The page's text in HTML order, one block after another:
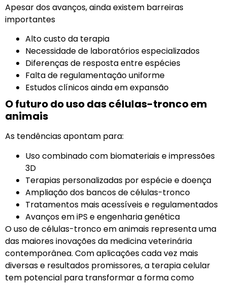
Apesar dos avanços, ainda existem barreiras
importantes
Alto custo da terapia
Necessidade de laboratórios especializados
Diferenças de resposta entre espécies
Falta de regulamentação uniforme
Estudos clínicos ainda em expansão
O futuro do uso das células-tronco em
animais
As tendências apontam para:
Uso combinado com biomateriais e impressões
3D
Terapias personalizadas por espécie e doença
Ampliação dos bancos de células-tronco
Tratamentos mais acessíveis e regulamentados
Avanços em iPS e engenharia genética
O uso de células-tronco em animais representa uma
das maiores inovações da medicina veterinária
contemporânea. Com aplicações cada vez mais
diversas e resultados promissores, a terapia celular
tem potencial para transformar a forma como